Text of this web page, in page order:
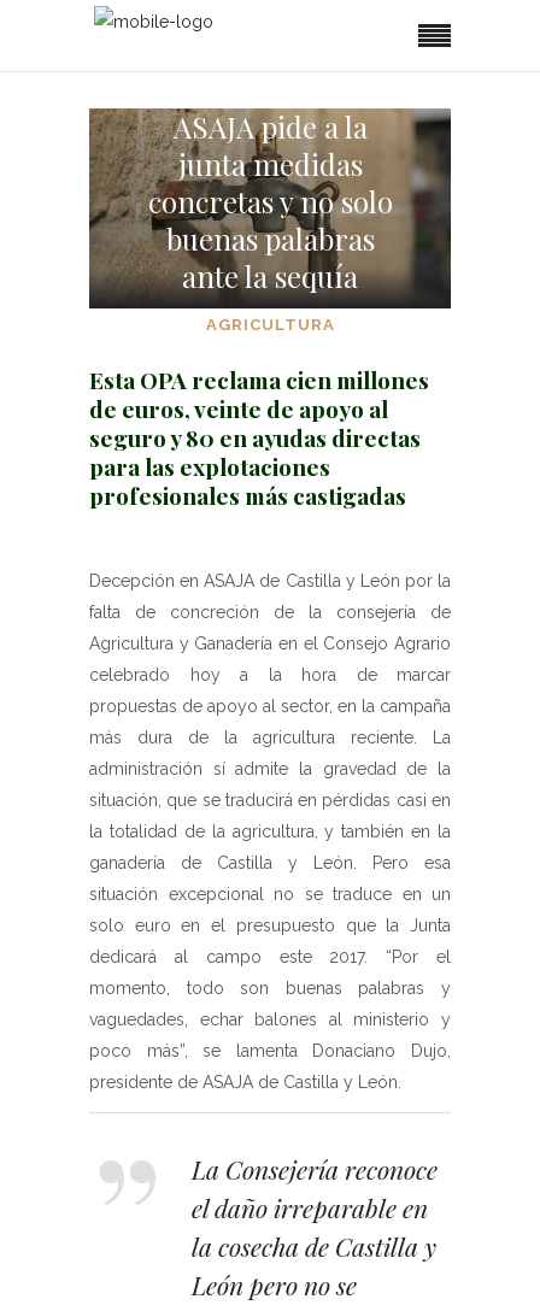
ASAJA pide a la
junta medidas
concretas y no solo
buenas palabras
ante la sequía
AGRICULTURA
Esta OPA reclama cien millones
de euros, veinte de apoyo al
seguro y 80 en ayudas directas
para las explotaciones
profesionales más castigadas
Decepción en ASAJA de Castilla y León por la
falta de concreción de la consejería de
Agricultura y Ganadería en el Consejo Agrario
celebrado hoy a la hora de marcar
propuestas de apoyo al sector, en la campaña
más dura de la agricultura reciente. La
administración sí admite la gravedad de la
situación, que se traducirá en pérdidas casi en
la totalidad de la agricultura, y también en la
ganadería de Castilla y León. Pero esa
situación excepcional no se traduce en un
solo euro en el presupuesto que la Junta
dedicará al campo este 2017. “Por el
momento, todo son buenas palabras y
vaguedades, echar balones al ministerio y
poco más”, se lamenta Donaciano Dujo,
presidente de ASAJA de Castilla y León.
La Consejería reconoce
el daño irreparable en
la cosecha de Castilla y
León pero no se